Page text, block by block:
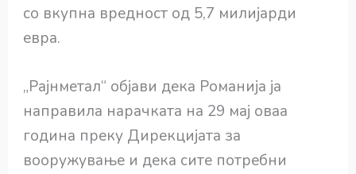
со вкупна вредност од 5,7 милијарди
евра.
„Рајнметал“ објави дека Романија ја
направила нарачката на 29 мај оваа
година преку Дирекцијата за
вооружување и дека сите потребни